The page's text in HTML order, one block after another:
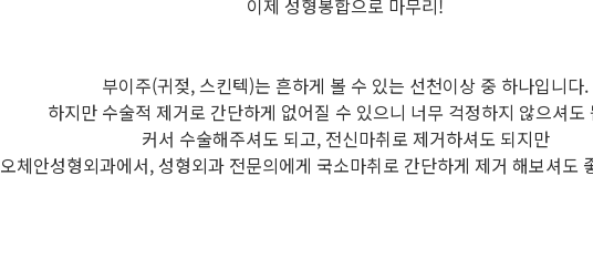
이제 성형봉합으로 마무리!
부이주(귀젖, 스킨텍)는 흔하게 볼 수 있는 선천이상 중 하나입니다.
하지만 수술적 제거로 간단하게 없어질 수 있으니 너무 걱정하지 않으셔도
커서 수술해주셔도 되고, 전신마취로 제거하셔도 되지만
오체안성형외과에서,성형외과 전문의에게 국소마취로 간단하게 제거 해보셔도